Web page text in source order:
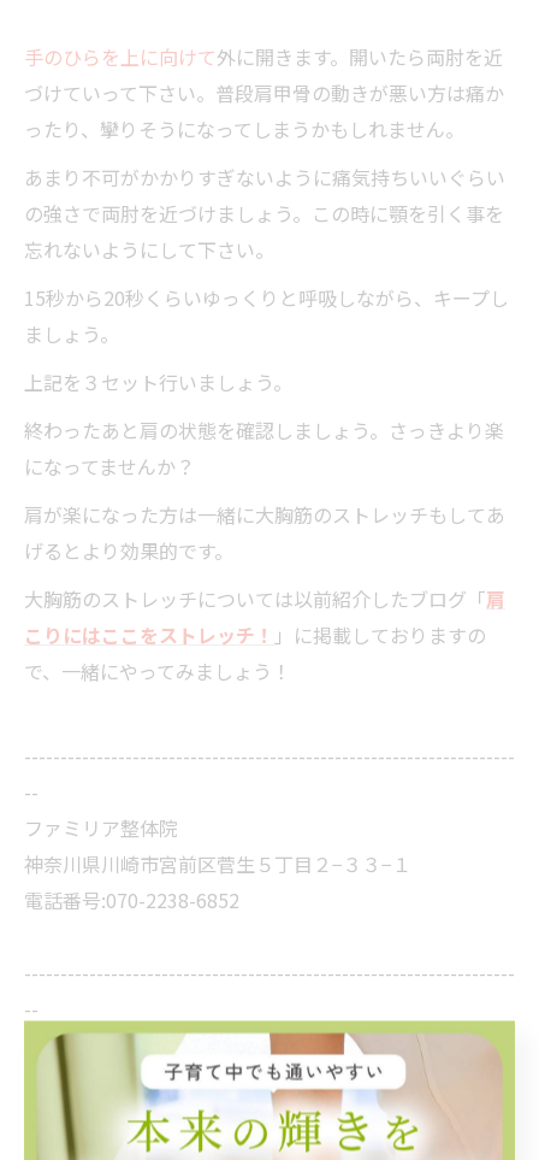
手のひらを上に向けて外に開きます。開いたら両肘を近
づけていって下さい。普段肩甲骨の動きが悪い方は痛か
ったり、攣りそうになってしまうかもしれません。
あまり不可がかかりすぎないように痛気持ちいいぐらい
の強さで両肘を近づけましょう。この時に顎を引く事を
忘れないようにして下さい。
15秒から20秒くらいゆっくりと呼吸しながら、キープし
ましょう。
上記を３セット行いましょう。
終わったあと肩の状態を確認しましょう。さっきより楽
になってませんか？
肩が楽になった方は一緒に大胸筋のストレッチもしてあ
げるとより効果的です。
大胸筋のストレッチについては以前紹介したブログ「肩
こりにはここをストレッチ！ 」に掲載しておりますの
で、一緒にやってみましょう！
--------------------------------------------------------------------
--
ファミリア整体院
神奈川県川崎市宮前区菅生５丁目２−３３−１
電話番号:070-2238-6852
--------------------------------------------------------------------
--
セルフケア